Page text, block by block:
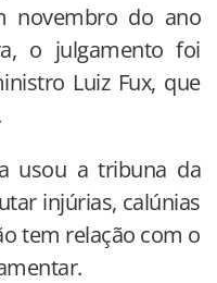
novembro do ano
o julgamento foi
Luiz Fux, que
usou a tribuna da
injúrias, calúnias
tem relação com o